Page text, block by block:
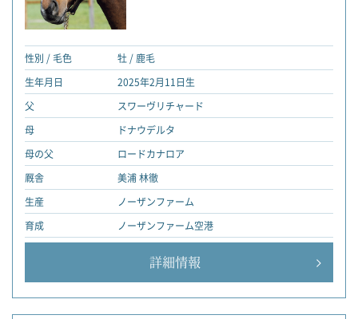
性別 / 毛色
牡 / 鹿毛
生年月日
2025年2月11日生
父
スワーヴリチャード
母
ドナウデルタ
母の父
ロードカナロア
厩舎
美浦 林徹
生産
ノーザンファーム
育成
ノーザンファーム空港
詳細情報